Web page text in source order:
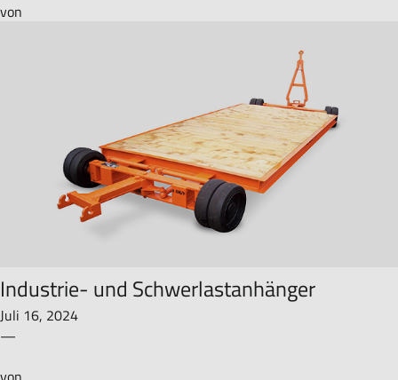
von
Industrie- und Schwerlastanhänger
Juli 16, 2024
—